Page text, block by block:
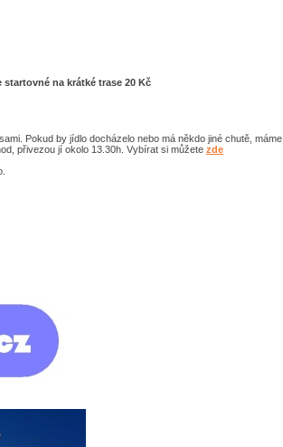
na krátké trase 20 Kč
Pokud by jídlo docházelo nebo má někdo jiné chutě, máme
přivezou jí okolo 13.30h. Vybírat si můžete zde